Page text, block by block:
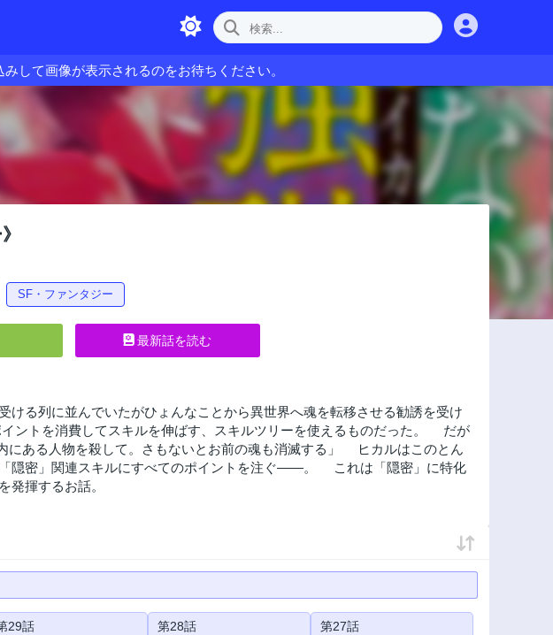
して画像が表示されるのをお待ちください。
SF・ファンタジー
最新話を読む
る列に並んでいたがひょんなことから異世界へ魂を転移させる勧誘を受け
ントを消費してスキルを伸ばす、スキルツリーを使えるものだった。 だが
にある人物を殺して。さもないとお前の魂も消滅する」 ヒカルはこのとん
隠密」関連スキルにすべてのポイントを注ぐ——。 これは「隠密」に特化
発揮するお話。
29話 第28話 第27話